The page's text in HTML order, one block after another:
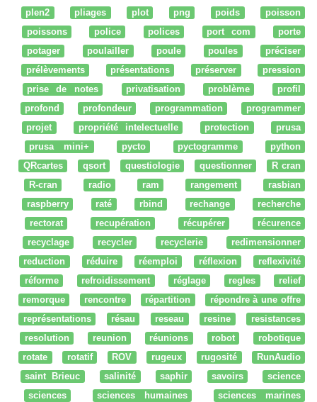
plen2
pliages plot png poids
poisson
poissons
police polices port com
porte
potager
poulailler poule poules
préciser
prélèvements
présentations préserver
pression
prise de notes
privatisation problème
profil
profond
profondeur programmation
programmer
projet
propriété intelectuelle protection
prusa
prusa mini+
pycto pyctogramme
python
QRcartes
qsort questiologie questionner
R cran
R-cran
radio ram rangement
rasbian
raspberry
raté rbind rechange
recherche
rectorat
recupération récupérer
récurence
recyclage
recycler recyclerie
redimensionner
reduction
réduire réemploi réflexion
reflexivité
réforme
refroidissement réglage regles
relief
remorque
rencontre répartition
répondre à une offre
représentations
résau reseau resine
resistances
resolution
reunion réunions robot
robotique
rotate
rotatif ROV rugeux rugosité
RunAudio
saint Brieuc
salinité saphir savoirs
science
sciences
sciences humaines
sciences marines